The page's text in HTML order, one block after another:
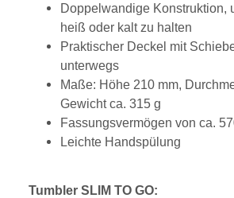
Doppelwandige Konstruktion,
heiß oder kalt zu halten
Praktischer Deckel mit
unterwegs
Maße: Höhe 210 mm,
Gewicht ca. 315 g
Fassungsvermögen von ca.
Leichte Handspülung
Tumbler SLIM TO GO: